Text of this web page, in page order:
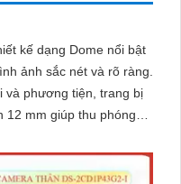
kế dạng Dome nổi bật
ảnh sắc nét và rõ ràng.
và phương tiện, trang bị
12 mm giúp thu phóng